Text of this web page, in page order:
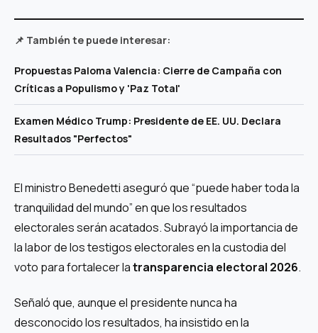
📌 También te puede interesar:
Propuestas Paloma Valencia: Cierre de Campaña con
Críticas a Populismo y 'Paz Total'
Examen Médico Trump: Presidente de EE. UU. Declara
Resultados "Perfectos"
El ministro Benedetti aseguró que “puede haber toda la
tranquilidad del mundo” en que los resultados
electorales serán acatados. Subrayó la importancia de
la labor de los testigos electorales en la custodia del
voto para fortalecer latransparencia electoral 2026.
Señaló que, aunque el presidente nunca ha
desconocido los resultados, ha insistido en la